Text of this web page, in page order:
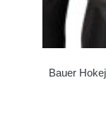
Bauer